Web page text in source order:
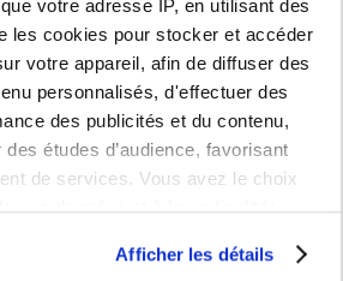
votre adresse IP, en utilisant des
les cookies pour stocker et accéder
votre appareil, afin de diffuser des
personnalisés, d'effectuer des
des publicités et du contenu,
études d’audience, favorisant
de services. Vous avez le choix
vos données et à leurs finalités.
la Déclaration relative aux cookies
Afficher les détails
équivalent. Les étudiants autorisés à
devront s’acquitter des frais d’inscription
(
615€ pour la rentrée 2025-
ce DU ne permet pas de percevoir
de préparer ce Diplôme doivent
via l'applicationEcandicat , en cliquant
et se clôt le 14 septembre 2026.